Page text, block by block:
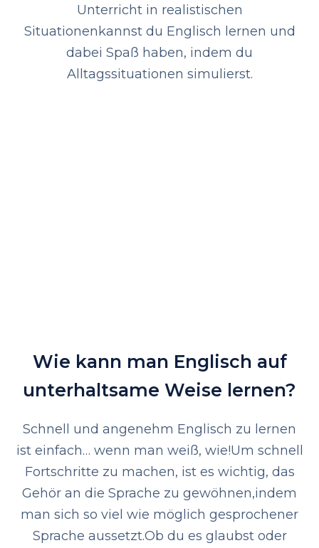
Unterricht in realistischen
Situationen kannst du Englisch lernen und
dabei Spaß haben, indem du
Alltagssituationen simulierst.
Wie kann man Englisch auf
unterhaltsame Weise lernen?
Schnell und angenehm Englisch zu lernen
ist einfach… wenn man weiß, wie!Um schnell
Fortschritte zu machen, ist es wichtig, das
Gehör an die Sprache zu gewöhnen,indem
man sich so viel wie möglich gesprochener
Sprache aussetzt.Ob du es glaubst oder